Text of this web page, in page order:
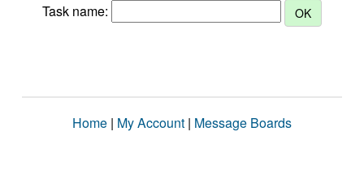
Task name:
Home | My Account | Message Boards